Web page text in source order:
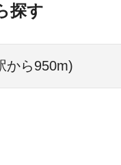
探す
から950m)